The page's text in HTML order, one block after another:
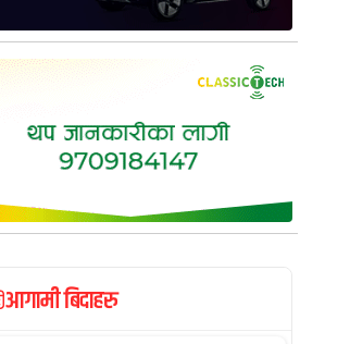
आगामी बिदाहरु